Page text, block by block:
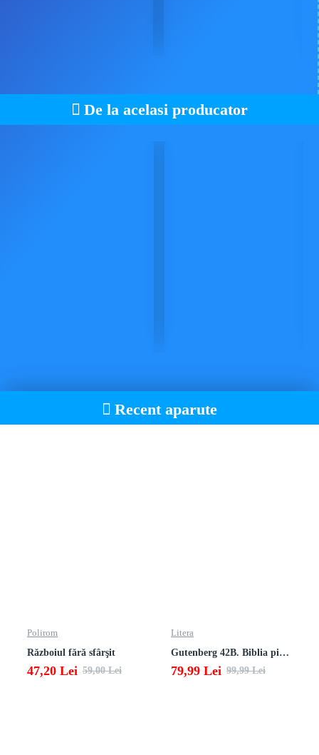
De la acelasi producator
Recent aparute
Polirom
Războiul fără sfârşit
47,20 Lei 59,00 Lei
Litera
Gutenberg 42B. Biblia pierduta
79,99 Lei 99,99 Lei